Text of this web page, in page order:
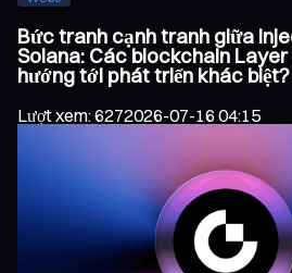
Bức tranh cạnh tranh giữa
Solana: Các blockchain
hướng tới phát triển khác biệt?
Lượt xem:6272026-07-16 04:15